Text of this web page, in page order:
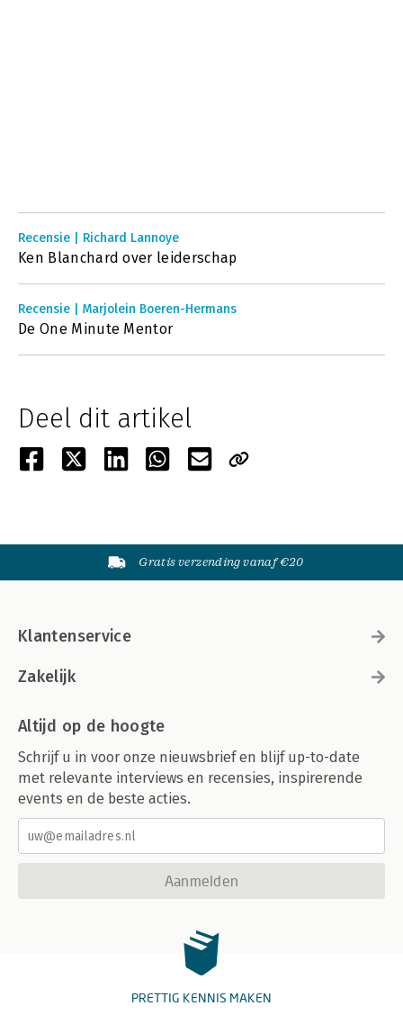
Recensie | Richard Lannoye
Ken Blanchard over leiderschap
Recensie | Marjolein Boeren-Hermans
De One Minute Mentor
Deel dit artikel
Gratis verzending vanaf €20
Klantenservice
Zakelijk
Altijd op de hoogte
Schrijf u in voor onze nieuwsbrief en blijf up-to-date
met relevante interviews en recensies, inspirerende
events en de beste acties.
Aanmelden
PRETTIG KENNIS MAKEN